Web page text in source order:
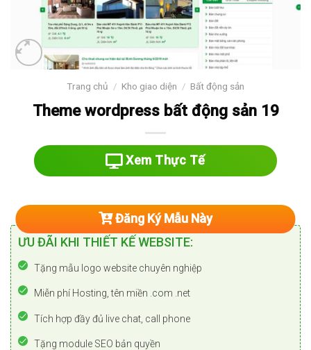
Trang chủ / Kho giao diện / Bất động sản
Theme wordpress bất động sản 19
Xem Thực Tế
ƯU ĐÃI KHI THIẾT KẾ WEBSITE:
Tặng mẫu logo website chuyên nghiệp
Miễn phí Hosting, tên miền .com .net
Tích hợp đầy đủ live chat, call phone
Tặng module SEO bản quyền
Đăng Ký Mẫu Này